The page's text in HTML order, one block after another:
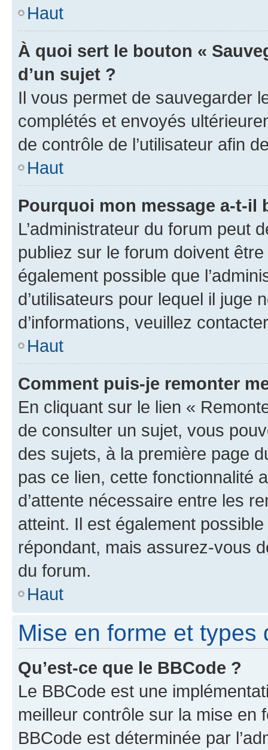
Haut
À quoi sert le bouton «
d’un sujet ?
Il vous permet de sauvegarder
complétés et envoyés
de contrôle de l’utilisateur afin
Haut
Pourquoi mon message a-t-il
L’administrateur du forum peut
publiez sur le forum doivent
également possible que
d’utilisateurs pour lequel il juge
d’informations, veuillez
Haut
Comment puis-je remonter
En cliquant sur le lien «
de consulter un sujet, vous
des sujets, à la première page
pas ce lien, cette fonctionnalité
d’attente nécessaire entre les
atteint. Il est également
répondant, mais assurez-vous
du forum.
Haut
Mise en forme et types
Qu’est-ce que le BBCode ?
Le BBCode est une
meilleur contrôle sur la mise en
BBCode est déterminée par